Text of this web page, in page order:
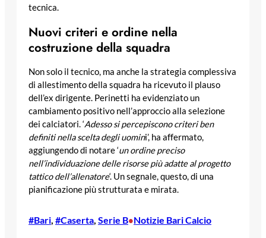
tecnica.
Nuovi criteri e ordine nella
costruzione della squadra
Non solo il tecnico, ma anche la strategia complessiva
di allestimento della squadra ha ricevuto il plauso
dell’ex dirigente. Perinetti ha evidenziato un
cambiamento positivo nell’approccio alla selezione
dei calciatori. ‘Adesso si percepiscono criteri ben
definiti nella scelta degli uomini’, ha affermato,
aggiungendo di notare ‘un ordine preciso
nell’individuazione delle risorse più adatte al progetto
tattico dell’allenatore‘. Un segnale, questo, di una
pianificazione più strutturata e mirata.
#Bari, #Caserta, Serie B•Notizie Bari Calcio